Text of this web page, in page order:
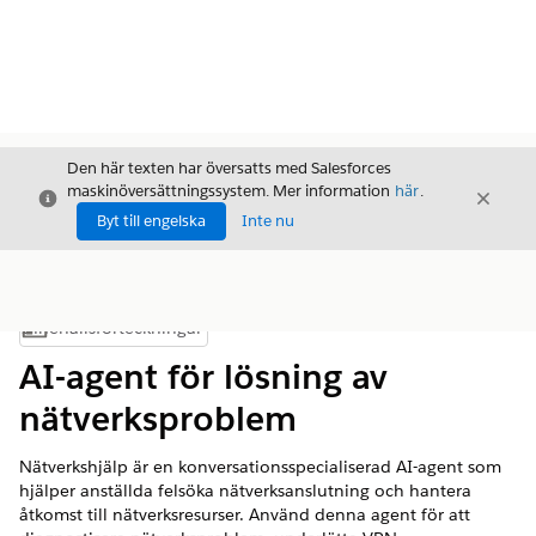
Stäng
Den här texten har översatts med Salesforces
maskinöversättningssystem. Mer information här.
Byt till engelska
Inte nu
Stäng
Visa innehållsförteckning
Innehållsförteckningar
AI-agent för lösning av
nätverksproblem
Nätverkshjälp är en konversationsspecialiserad AI-agent som
hjälper anställda felsöka nätverksanslutning och hantera
åtkomst till nätverksresurser. Använd denna agent för att